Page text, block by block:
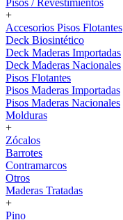
Pisos / Revestimientos
+
Accesorios Pisos Flotantes
Deck Biosintético
Deck Maderas Importadas
Deck Maderas Nacionales
Pisos Flotantes
Pisos Maderas Importadas
Pisos Maderas Nacionales
Molduras
+
Zócalos
Barrotes
Contramarcos
Otros
Maderas Tratadas
+
Pino